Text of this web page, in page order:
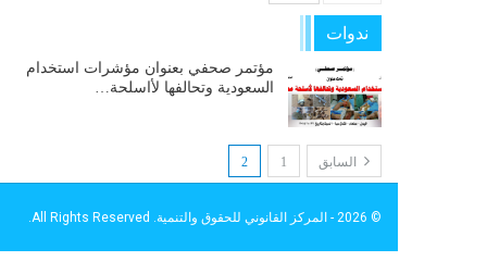
ندوات
مؤتمر صحفي بعنوان مؤشرات استخدام
السعودية وتحالفها لأاسلحة…
السابق 1
2
© 2026 - المركز القانوني للحقوق والتنمية. All Rights Reserved.